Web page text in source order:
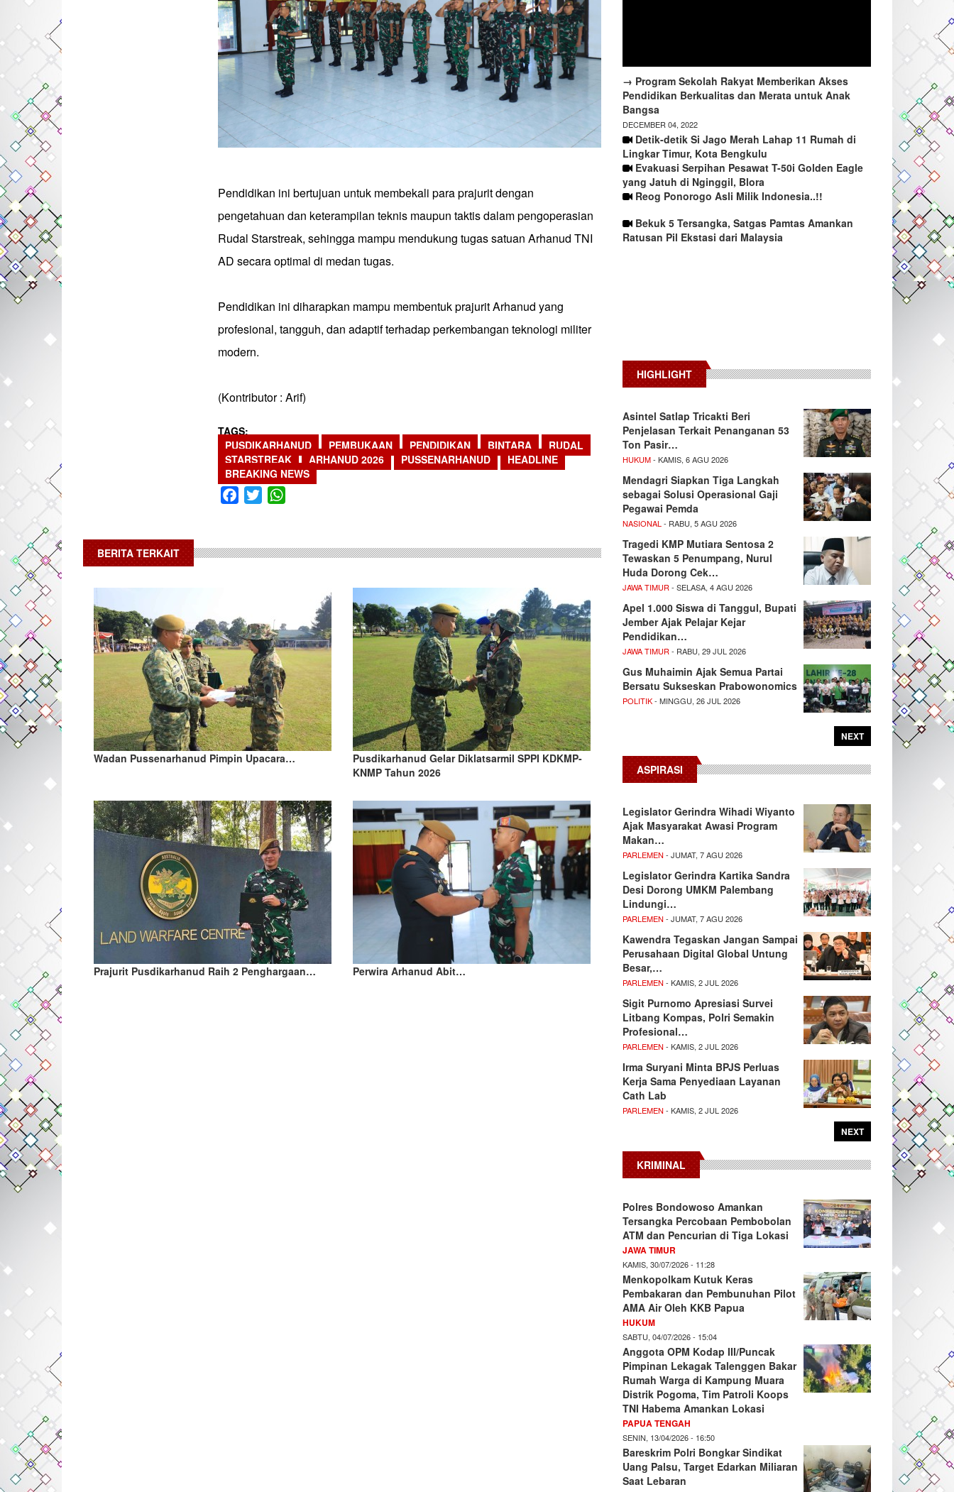
‎Pendidikan ini bertujuan untuk membekali para prajurit dengan
pengetahuan dan keterampilan teknis maupun taktis dalam pengoperasian
Rudal Starstreak, sehingga mampu mendukung tugas satuan Arhanud TNI
AD secara optimal di medan tugas.
‎Pendidikan ini diharapkan mampu membentuk prajurit Arhanud yang
profesional, tangguh, dan adaptif terhadap perkembangan teknologi militer
modern.
(Kontributor : Arif)
TAGS
PUSDIKARHANUD
PEMBUKAAN PENDIDIKAN BINTARA
RUDAL
STARSTREAK
ARHANUD 2026 PUSSENARHANUD
HEADLINE
BREAKING NEWS
Facebook
Twitter
BERITA TERKAIT
Wadan Pussenarhanud Pimpin Upacara…
Pusdikarhanud Gelar Diklatsarmil SPPI KDKMP-
KNMP Tahun 2026
Prajurit Pusdikarhanud Raih 2 Penghargaan… Perwira Arhanud Abit…
→ Program Sekolah Rakyat Memberikan Akses
Pendidikan Berkualitas dan Merata untuk Anak
Bangsa
DECEMBER 04, 2022
Detik-detik Si Jago Merah Lahap 11 Rumah di
Lingkar Timur, Kota Bengkulu
Evakuasi Serpihan Pesawat T-50i Golden Eagle
yang Jatuh di Nginggil, Blora
Reog Ponorogo Asli Milik Indonesia..!!
Bekuk 5 Tersangka, Satgas Pamtas Amankan
Ratusan Pil Ekstasi dari Malaysia
HIGHLIGHT
Asintel Satlap Tricakti Beri
Penjelasan Terkait Penanganan 53
Ton Pasir…
HUKUM- KAMIS, 6 AGU 2026
Mendagri Siapkan Tiga Langkah
sebagai Solusi Operasional Gaji
Pegawai Pemda
NASIONAL - RABU, 5 AGU 2026
Tragedi KMP Mutiara Sentosa 2
Tewaskan 5 Penumpang, Nurul
Huda Dorong Cek…
JAWA TIMUR - SELASA, 4 AGU 2026
Apel 1.000 Siswa di Tanggul, Bupati
Jember Ajak Pelajar Kejar
Pendidikan…
JAWA TIMUR - RABU, 29 JUL 2026
Gus Muhaimin Ajak Semua Partai
Bersatu Sukseskan Prabowonomics
POLITIK- MINGGU, 26 JUL 2026
NEXT
ASPIRASI
Legislator Gerindra Wihadi Wiyanto
Ajak Masyarakat Awasi Program
Makan…
PARLEMEN - JUMAT, 7 AGU 2026
Legislator Gerindra Kartika Sandra
Desi Dorong UMKM Palembang
Lindungi…
PARLEMEN - JUMAT, 7 AGU 2026
Kawendra Tegaskan Jangan Sampai
Perusahaan Digital Global Untung
Besar,…
PARLEMEN - KAMIS, 2 JUL 2026
Sigit Purnomo Apresiasi Survei
Litbang Kompas, Polri Semakin
Profesional…
PARLEMEN - KAMIS, 2 JUL 2026
Irma Suryani Minta BPJS Perluas
Kerja Sama Penyediaan Layanan
Cath Lab
PARLEMEN - KAMIS, 2 JUL 2026
NEXT
KRIMINAL
Polres Bondowoso Amankan
Tersangka Percobaan Pembobolan
ATM dan Pencurian di Tiga Lokasi
JAWA TIMUR
KAMIS, 30/07/2026 - 11:28
Menkopolkam Kutuk Keras
Pembakaran dan Pembunuhan Pilot
AMA Air Oleh KKB Papua
HUKUM
SABTU, 04/07/2026 - 15:04
Anggota OPM Kodap III/Puncak
Pimpinan Lekagak Talenggen Bakar
Rumah Warga di Kampung Muara
Distrik Pogoma, Tim Patroli Koops
TNI Habema Amankan Lokasi
PAPUA TENGAH
SENIN, 13/04/2026 - 16:50
Bareskrim Polri Bongkar Sindikat
Uang Palsu, Target Edarkan Miliaran
Saat Lebaran